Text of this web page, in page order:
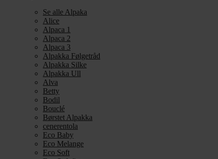
Se alle Alpaka
Alice
Alpaca 1
Alpaca 2
Alpaca 3
Alpakka Følgetråd
Alpakka Silke
Alpakka Ull
Alva
Betty
Bodil
Bouclé
Børstet Alpakka
cenerentola
Eco Baby
Eco Melange
Eco Soft